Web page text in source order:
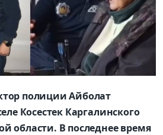
полиции Айболат
Косестек Каргалинского
области. В последнее время